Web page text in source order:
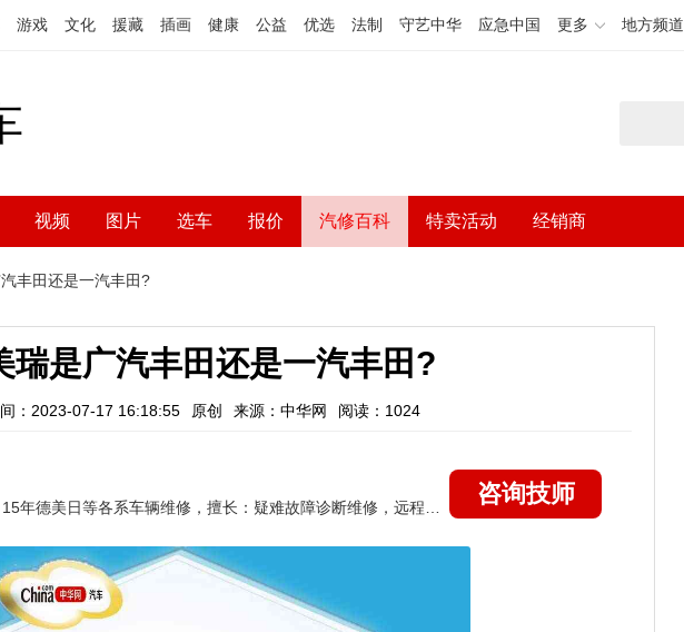
游戏 文化 援藏 插画 健康 公益 优选 法制 守艺中华 应急中国 更多 地方频道
视频 图片 选车 报价 汽修百科 特卖活动 经销商
丰田还是一汽丰田?
瑞是广汽丰田还是一汽丰田?
：2023-07-17 16:18:55 原创 来源：中华网 阅读：1024
咨询技师